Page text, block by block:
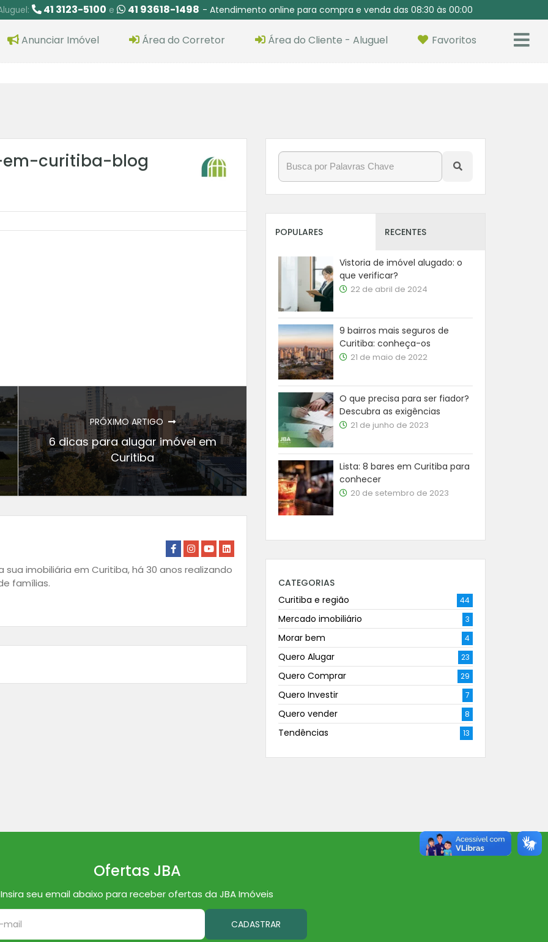
41 3123-5100 e 41 93618-1498 - Atendimento online para compra e venda das 08:30 às 00:00
Anunciar Imóvel Área do Corretor Área do Cliente - Aluguel Favoritos
curitiba-blog
PRÓXIMO ARTIGO
6 dicas para alugar imóvel em
Curitiba
sua imobiliária em Curitiba, há 30 anos realizando
famílias.
POPULARES RECENTES
Vistoria de imóvel alugado: o
que verificar?
22 de abril de 2024
9 bairros mais seguros de
Curitiba: conheça-os
21 de maio de 2022
O que precisa para ser fiador?
Descubra as exigências
21 de junho de 2023
Lista: 8 bares em Curitiba para
conhecer
20 de setembro de 2023
CATEGORIAS
Curitiba e região
44
Mercado imobiliário 3
Morar bem 4
Quero Alugar 23
Quero Comprar 29
Quero Investir 7
Quero vender 8
Tendências 13
Ofertas JBA
Insira seu email abaixo para receber ofertas da JBA Imóveis
CADASTRAR